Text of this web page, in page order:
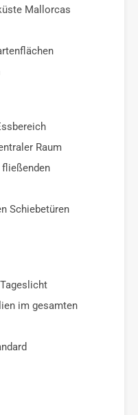
Mallorcas
Raum
Schiebetüren
im gesamten